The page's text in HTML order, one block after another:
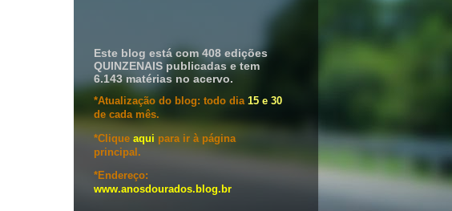
Este blog está com 408 edições
QUINZENAIS publicadas e tem
6.143 matérias no acervo.
*Atualização do blog: todo dia 15 e 30
de cada mês.
*Clique aqui para ir à página
principal.
*Endereço:
www.anosdourados.blog.br